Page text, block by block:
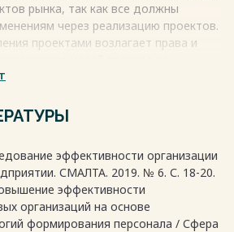
рынка, так как все должны
через реализацию проектов.
проектами возлагает права и
группу специалистов – команду
который направлен на
эффективности организации
СМАЛТА. 2019. № 6. С. 18-20.
эффективности
организаций на основе
формирования персонала / Сфера